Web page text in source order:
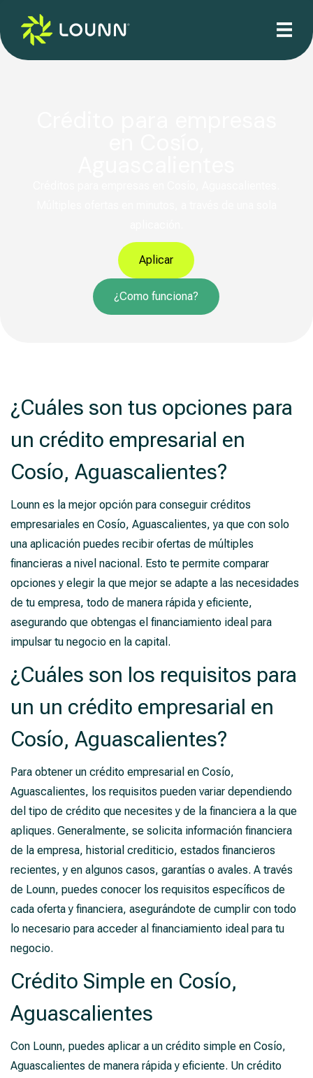
Aplicar
¿Como funciona?
¿Cuáles son tus opciones para
un crédito empresarial en
Cosío, Aguascalientes?
Lounn es la mejor opción para conseguir créditos
empresariales en Cosío, Aguascalientes, ya que con solo
una aplicación puedes recibir ofertas de múltiples
financieras a nivel nacional. Esto te permite comparar
opciones y elegir la que mejor se adapte a las necesidades
de tu empresa, todo de manera rápida y eficiente,
asegurando que obtengas el financiamiento ideal para
impulsar tu negocio en la capital.
¿Cuáles son los requisitos para
un un crédito empresarial en
Cosío, Aguascalientes?
Para obtener un crédito empresarial en Cosío,
Aguascalientes, los requisitos pueden variar dependiendo
del tipo de crédito que necesites y de la financiera a la que
apliques. Generalmente, se solicita información financiera
de la empresa, historial crediticio, estados financieros
recientes, y en algunos casos, garantías o avales. A través
de Lounn, puedes conocer los requisitos específicos de
cada oferta y financiera, asegurándote de cumplir con todo
lo necesario para acceder al financiamiento ideal para tu
negocio.
Crédito Simple en Cosío,
Aguascalientes
Con Lounn, puedes aplicar a un crédito simple en Cosío,
Aguascalientes de manera rápida y eficiente. Un crédito